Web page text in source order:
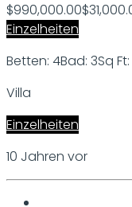
$990,000.00
Einzelheiten
Betten: 4Bad: 3Sq
Villa
Einzelheiten
10 Jahren vor